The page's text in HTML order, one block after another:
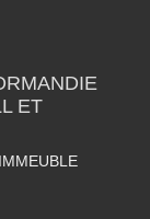
ET